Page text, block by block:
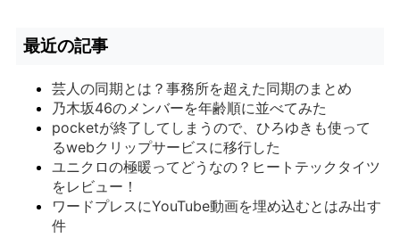
最近の記事
芸人の同期とは？事務所を超えた同期のまとめ
乃木坂46のメンバーを年齢順に並べてみた
pocketが終了してしまうので、ひろゆきも使って
るwebクリップサービスに移行した
ユニクロの極暖ってどうなの？ヒートテックタイツ
をレビュー！
ワードプレスにYouTube動画を埋め込むとはみ出す
件